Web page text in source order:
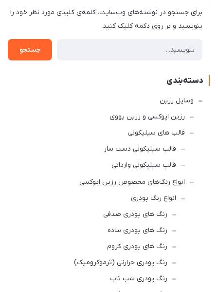
برای جستجو در نوشته‌های وب‌سایت، کلمه‌ی کلیدی مورد نظر خود را
بنویسید و بر روی دکمه کلیک کنید.
جستجو
دسته‌بندی
وسایل رزین
رزین اپوکسی و رزین یووی
قالب های سیلیکونی
قالب سیلیکونی دست ساز
قالب سیلیکونی وارداتی
انواع رنگ‌های مخصوص رزین اپوکسی
انواع رنگ پودری
رنگ‌ های پودری صدفی
رنگ‌ های پودری ساده
رنگ های پودری کروم
رنگ پودری حرارتی (ترموکرومیک)
رنگ پودری شب تاب